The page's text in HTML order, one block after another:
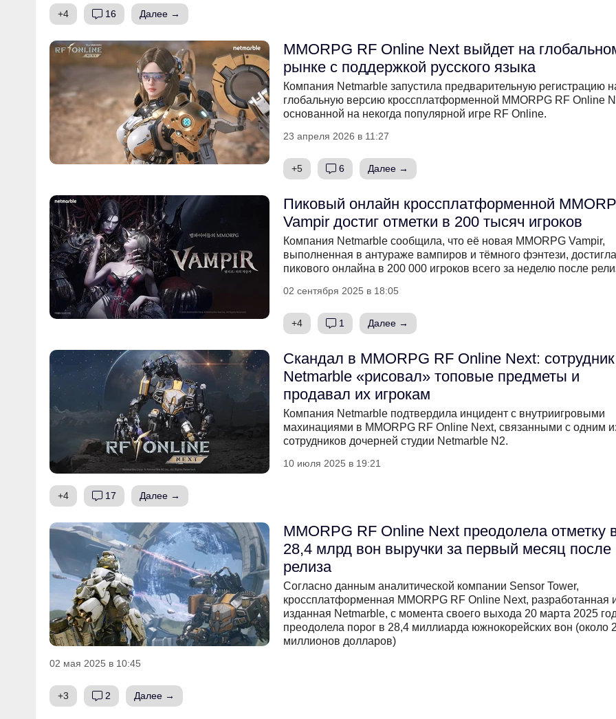
+4 16 Далее →
MMORPG RF Online Next выйдет на
рынке с поддержкой русского языка
Компания Netmarble запустила предварительную регистрацию
глобальную версию кроссплатформенной MMORPG RF Online
основанной на некогда популярной игре RF Online.
23 апреля 2026 в 11:27
+5 6 Далее →
Пиковый онлайн кроссплатформенной
Vampir достиг отметки в 200 тысяч игроков
Компания Netmarble сообщила, что её новая MMORPG Vampir,
выполненная в антураже вампиров и тёмного фэнтези, достигла
пикового онлайна в 200 000 игроков всего за неделю после
02 сентября 2025 в 18:05
+4 1 Далее →
Скандал в MMORPG RF Online Next: сотрудник
Netmarble «рисовал» топовые предметы и
продавал их игрокам
Компания Netmarble подтвердила инцидент с внутриигровыми
махинациями в MMORPG RF Online Next, связанными с одним
сотрудников дочерней студии Netmarble N2.
10 июля 2025 в 19:21
+4 17 Далее →
MMORPG RF Online Next преодолела отметку
28,4 млрд вон выручки за первый месяц после
релиза
Согласно данным аналитической компании Sensor Tower,
кроссплатформенная MMORPG RF Online Next, разработанная
изданная Netmarble, с момента своего выхода 20 марта 2025
преодолела порог в 28,4 миллиарда южнокорейских вон (около
миллионов долларов)
02 мая 2025 в 10:45
+3 2 Далее →